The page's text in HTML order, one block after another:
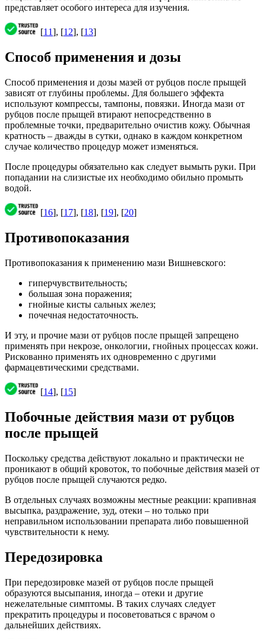
представляет особого интереса для изучения.
[11], [12], [13]
Способ применения и дозы
Способ применения и дозы мазей от рубцов после прыщей
зависят от глубины проблемы. Для большего эффекта
используют компрессы, тампоны, повязки. Иногда мази от
рубцов после прыщей втирают непосредственно в
проблемные точки, предварительно очистив кожу. Обычная
кратность – дважды в сутки, однако в каждом конкретном
случае количество процедур может изменяться.
После процедуры обязательно как следует вымыть руки. При
попадании на слизистые их необходимо обильно промыть
водой.
[16], [17], [18], [19], [20]
Противопоказания
Противопоказания к применению мази Вишневского:
гиперчувствительность;
большая зона поражения;
гнойные кисты сальных желез;
почечная недостаточность.
И эту, и прочие мази от рубцов после прыщей запрещено
применять при некрозе, онкологии, гнойных процессах кожи.
Рискованно применять их одновременно с другими
фармацевтическими средствами.
[14], [15]
Побочные действия мази от рубцов
после прыщей
Поскольку средства действуют локально и практически не
проникают в общий кровоток, то побочные действия мазей от
рубцов после прыщей случаются редко.
В отдельных случаях возможны местные реакции: крапивная
высыпка, раздражение, зуд, отеки – но только при
неправильном использовании препарата либо повышенной
чувствительности к нему.
Передозировка
При передозировке мазей от рубцов после прыщей
образуются высыпания, иногда – отеки и другие
нежелательные симптомы. В таких случаях следует
прекратить процедуры и посоветоваться с врачом о
дальнейших действиях.